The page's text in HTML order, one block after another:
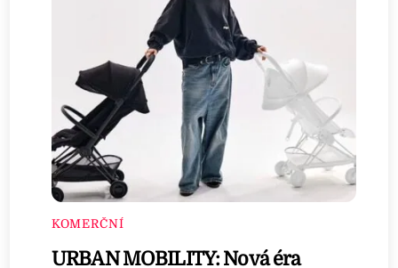
KOMERČNÍ
URBAN MOBILITY: Nová éra